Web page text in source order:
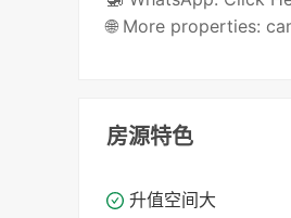
🌐 More properties:
房源特色
升值空间大